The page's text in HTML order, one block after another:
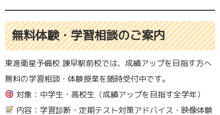
無料体験・学習相談のご案内
東進衛星予備校 諫早駅前校では、成績アップを目指す方へ
無料の学習相談・体験授業を随時受付中です。
対象：中学生・高校生（成績アップを目指す全学年）
内容：学習診断・定期テスト対策アドバイス・映像体験